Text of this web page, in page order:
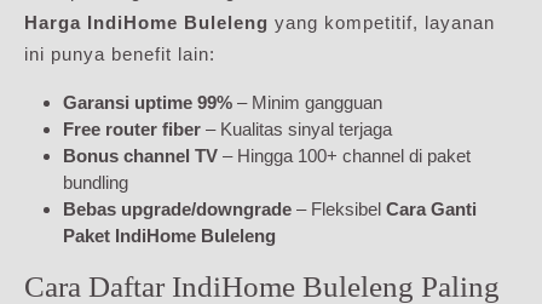
Harga IndiHome Buleleng yang kompetitif, layanan
ini punya benefit lain:
Garansi uptime 99% – Minim gangguan
Free router fiber – Kualitas sinyal terjaga
Bonus channel TV – Hingga 100+ channel di paket
bundling
Bebas upgrade/downgrade – Fleksibel Cara Ganti
Paket IndiHome Buleleng
Cara Daftar IndiHome Buleleng Paling